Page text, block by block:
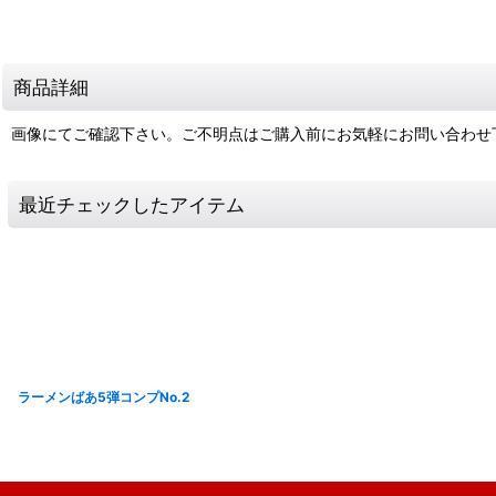
商品詳細
画像にてご確認下さい。ご不明点はご購入前にお気軽にお問い合わせ
最近チェックしたアイテム
ラーメンばあ5弾コンプNo.2